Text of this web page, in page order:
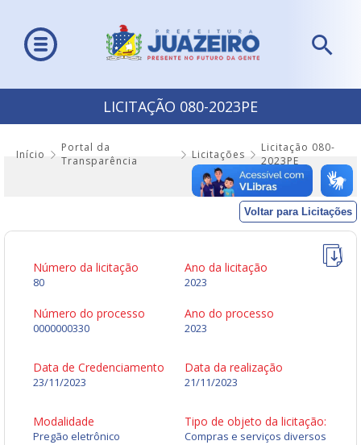
LICITAÇÃO 080-2023PE
Início
Portal da
Transparência
Licitações
Licitação 080-
2023PE
Voltar para Licitações
Número da licitação
80
Ano da licitação
2023
Número do processo
0000000330
Ano do processo
2023
Data de Credenciamento
23/11/2023
Data da realização
21/11/2023
Modalidade
Pregão eletrônico
Tipo de objeto da licitação:
Compras e serviços diversos